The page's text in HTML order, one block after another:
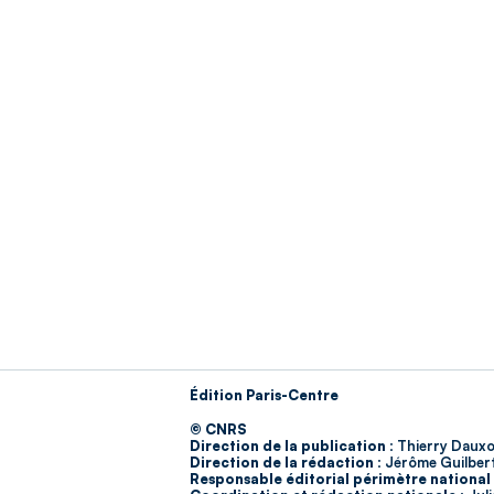
Édition Paris-Centre
© CNRS
Direction de la publication : Thierry
Direction de la rédaction : Jérôme
Responsable éditorial périmètre national